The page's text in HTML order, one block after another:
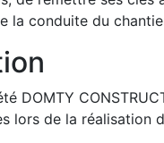
la conduite du
DOMTY
lors de la réalisation